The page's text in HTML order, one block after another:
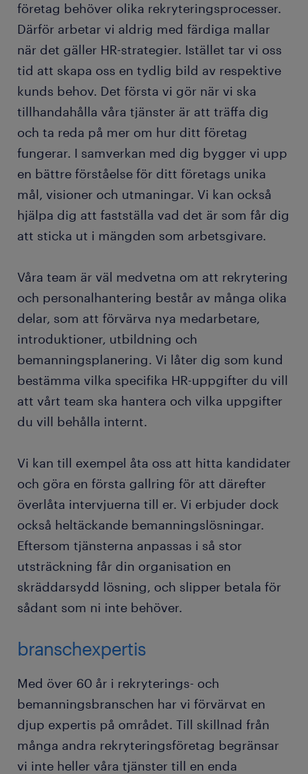
företag behöver olika rekryteringsprocesser.
Därför arbetar vi aldrig med färdiga mallar
när det gäller HR-strategier. Istället tar vi oss
tid att skapa oss en tydlig bild av respektive
kunds behov. Det första vi gör när vi ska
tillhandahålla våra tjänster är att träffa dig
och ta reda på mer om hur ditt företag
fungerar. I samverkan med dig bygger vi upp
en bättre förståelse för ditt företags unika
mål, visioner och utmaningar. Vi kan också
hjälpa dig att fastställa vad det är som får dig
att sticka ut i mängden som arbetsgivare.
Våra team är väl medvetna om att rekrytering
och personalhantering består av många olika
delar, som att förvärva nya medarbetare,
introduktioner, utbildning och
bemanningsplanering. Vi låter dig som kund
bestämma vilka specifika HR-uppgifter du vill
att vårt team ska hantera och vilka uppgifter
du vill behålla internt.
Vi kan till exempel åta oss att hitta kandidater
och göra en första gallring för att därefter
överlåta intervjuerna till er. Vi erbjuder dock
också heltäckande bemanningslösningar.
Eftersom tjänsterna anpassas i så stor
utsträckning får din organisation en
skräddarsydd lösning, och slipper betala för
sådant som ni inte behöver.
branschexpertis
Med över 60 år i rekryterings- och
bemanningsbranschen har vi förvärvat en
djup expertis på området. Till skillnad från
många andra rekryteringsföretag begränsar
vi inte heller våra tjänster till en enda